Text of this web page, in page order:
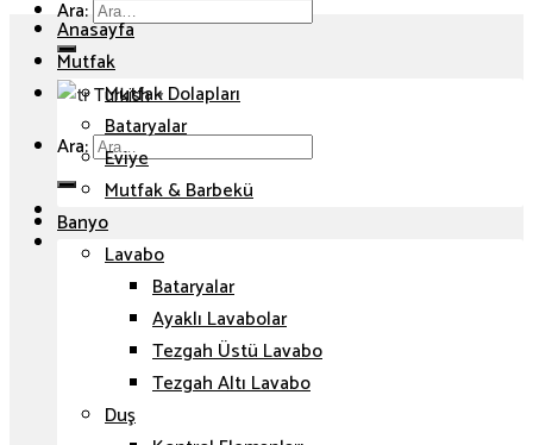
Ara:
Turkish ▼
Ara:
Anasayfa
Mutfak
Mutfak Dolapları
Bataryalar
Eviye
Mutfak & Barbekü
Banyo
Lavabo
Bataryalar
Ayaklı Lavabolar
Tezgah Üstü Lavabo
Tezgah Altı Lavabo
Duş